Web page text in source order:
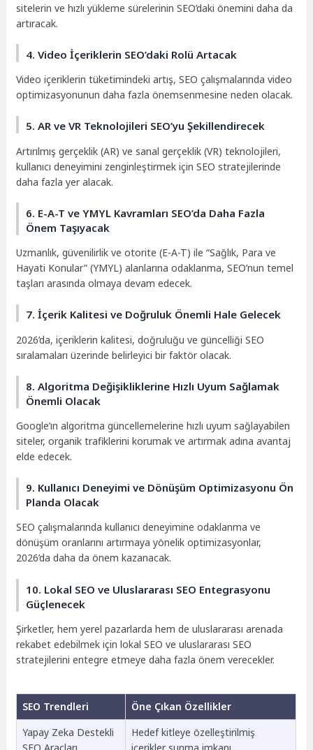
sitelerin ve hızlı yükleme sürelerinin SEO’daki önemini daha da
artıracak.
4. Video İçeriklerin SEO’daki Rolü Artacak
Video içeriklerin tüketimindeki artış, SEO çalışmalarında video
optimizasyonunun daha fazla önemsenmesine neden olacak.
5. AR ve VR Teknolojileri SEO’yu Şekillendirecek
Artırılmış gerçeklik (AR) ve sanal gerçeklik (VR) teknolojileri,
kullanıcı deneyimini zenginleştirmek için SEO stratejilerinde
daha fazla yer alacak.
6. E-A-T ve YMYL Kavramları SEO’da Daha Fazla
Önem Taşıyacak
Uzmanlık, güvenilirlik ve otorite (E-A-T) ile “Sağlık, Para ve
Hayati Konular” (YMYL) alanlarına odaklanma, SEO’nun temel
taşları arasında olmaya devam edecek.
7. İçerik Kalitesi ve Doğruluk Önemli Hale Gelecek
2026’da, içeriklerin kalitesi, doğruluğu ve güncelliği SEO
sıralamaları üzerinde belirleyici bir faktör olacak.
8. Algoritma Değişikliklerine Hızlı Uyum Sağlamak
Önemli Olacak
Google’ın algoritma güncellemelerine hızlı uyum sağlayabilen
siteler, organik trafiklerini korumak ve artırmak adına avantaj
elde edecek.
9. Kullanıcı Deneyimi ve Dönüşüm Optimizasyonu Ön
Planda Olacak
SEO çalışmalarında kullanıcı deneyimine odaklanma ve
dönüşüm oranlarını artırmaya yönelik optimizasyonlar,
2026’da daha da önem kazanacak.
10. Lokal SEO ve Uluslararası SEO Entegrasyonu
Güçlenecek
Şirketler, hem yerel pazarlarda hem de uluslararası arenada
rekabet edebilmek için lokal SEO ve uluslararası SEO
stratejilerini entegre etmeye daha fazla önem verecekler.
SEO Trendleri
Öne Çıkan Özellikler
Yapay Zeka Destekli
Hedef kitleye özelleştirilmiş